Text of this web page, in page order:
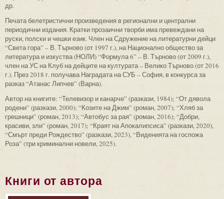
др.
Печата белетристични произведения в регионални и централни
периодични издания. Кратки прозаични творби има превеждани на
руски, полски и чешки език. Член на Сдружение на литературни дейци
“Света гора” – В. Търново (от 1997 г.), на Национално общество за
литература и изкуства (НОЛИ) “Формула 6” – В. Търново (от 2009 г.),
член на УС на Клуб на дейците на културата – Велико Търново (от 2016
г.). През 2018 г. получава Наградата на СУБ – София, в конкурса за
разказ “Атанас Липчев” (Варна).
Автор на книгите: “Телевизор и канарче” (разкази, 1984); “От дявола
родени” (разкази, 2000); “Козите на Джим” (роман, 2007); “Хляб за
грешници” (роман, 2013); “Автобус за рая” (роман, 2016); “Добри,
красиви, зли” (роман, 2017); “Краят на Апокалипсиса” (разкази, 2020),
“Смърт преди Рождество” (разкази, 2023), “Виденията на госпожа
Роза” (три криминални новели, 2025).
Книги от автора